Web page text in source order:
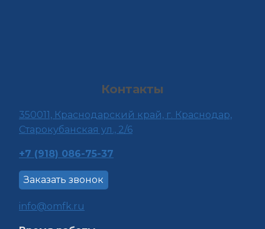
Контакты
350011, Краснодарский край, г. Краснодар,
Старокубанская ул., 2/6
+7 (918) 086-75-37
Заказать звонок
info@omfk.ru